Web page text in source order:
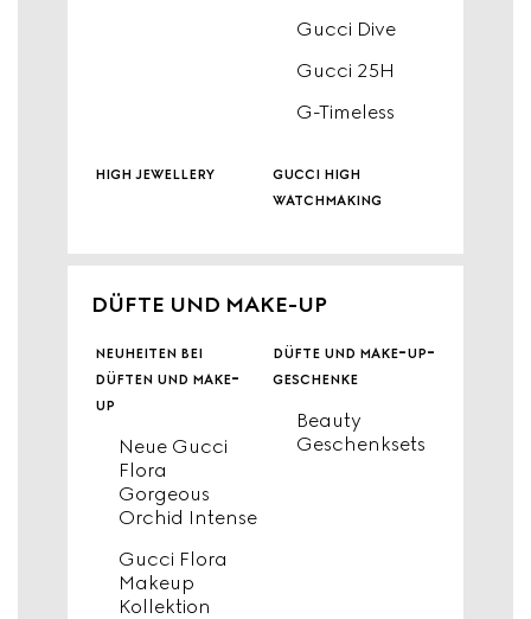
Gucci Dive
Gucci 25H
G-Timeless
high jewellery
gucci high
watchmaking
DÜFTE UND MAKE-UP
neuheiten bei
düften und make-
up
Neue Gucci
Flora
Gorgeous
Orchid Intense
Gucci Flora
Makeup
Kollektion
düfte und make-up-
geschenke
Beauty
Geschenksets